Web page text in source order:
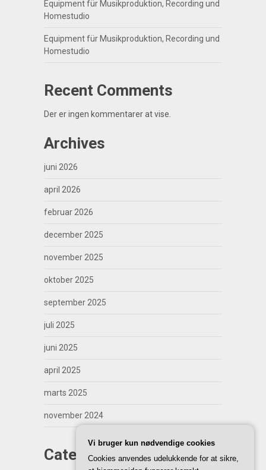
Equipment für Musikproduktion, Recording und
Homestudio
Equipment für Musikproduktion, Recording und
Homestudio
Recent Comments
Der er ingen kommentarer at vise.
Archives
juni 2026
april 2026
februar 2026
december 2025
november 2025
oktober 2025
september 2025
juli 2025
juni 2025
april 2025
marts 2025
november 2024
Categories
Vi bruger kun nødvendige cookies
Cookies anvendes udelukkende for at sikre,